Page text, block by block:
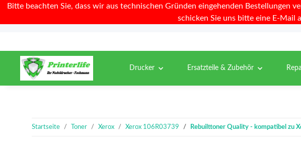
Bitte beachten Sie, dass wir aus technischen Gründen eingehenden Bestellungen
schicken Sie uns bitte eine E-Mail
Drucker Ersatzteile & Zubehör
Startseite Toner Xerox Xerox 106R03739 Rebuilttoner Quality - kompatibel zu